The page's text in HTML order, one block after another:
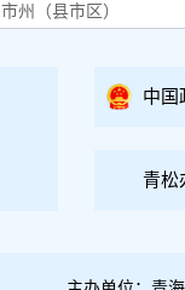
市州（县市区）
中国
青松